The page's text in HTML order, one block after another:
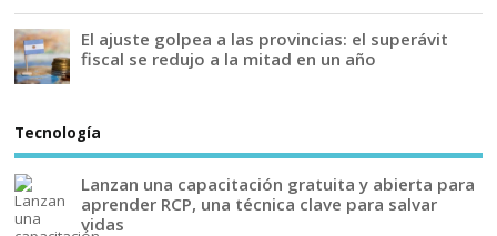
El ajuste golpea a las provincias: el superávit
fiscal se redujo a la mitad en un año
Tecnología
Lanzan una capacitación gratuita y abierta para
aprender RCP, una técnica clave para salvar
vidas